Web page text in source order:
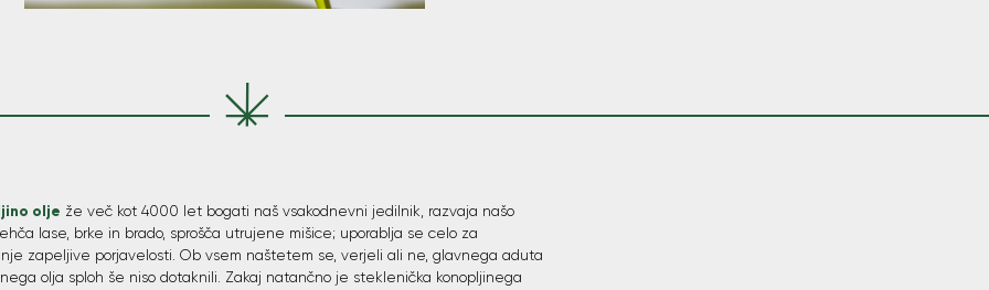
olje že več kot 4000 let bogati naš vsakodnevni jedilnik, razvaja našo
lase, brke in brado, sprošča utrujene mišice; uporablja se celo za
zapeljive porjavelosti. Ob vsem naštetem se, verjeli ali ne, glavnega aduta
olja sploh še niso dotaknili. Zakaj natančno je steklenička konopljinega